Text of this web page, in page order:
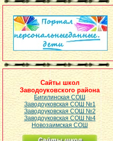
Сайты школ
Заводоуковского района
Бигилинская СОШ
Заводоуковская СОШ №1
Заводоуковская СОШ №2
Заводоуковская СОШ №4
Новозаимская СОШ